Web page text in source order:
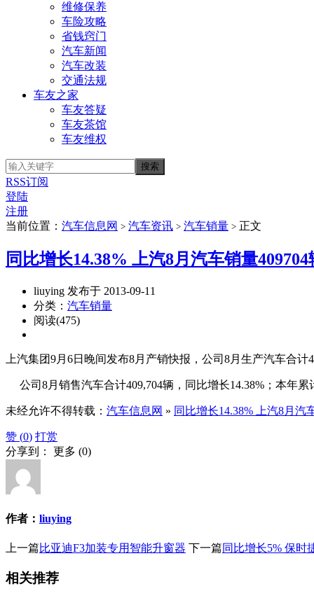
维修保养
车险攻略
省钱窍门
汽车新闻
汽车改装
交通法规
车友之家
车友答疑
车友茶馆
车友维权
RSS订阅
登陆
注册
当前位置： 汽车信息网 > 汽车资讯 > 汽车销量 > 正文
同比增长14.38% 上汽8月汽车销量409704
liuying 发布于 2013-09-11
分类： 汽车销量
阅读(475)
上汽集团9月6日晚间发布8月产销快报，公司8月生产汽车合
公司8月销售汽车合计409,704辆，同比增长14.38%；本年累
未经允许不得转载： 汽车信息网 » 同比增长14.38% 上汽8月汽
赞 (0) 打赏
分享到： 更多 (0)
作者： liuying
上一篇比亚迪F3加装专用智能升窗器 下一篇同比增长5% 保时
相关推荐